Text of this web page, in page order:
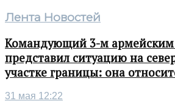
Лента Новостей
Командующий 3-м армейским
представил ситуацию на
участке границы: она
31 мая 12:22